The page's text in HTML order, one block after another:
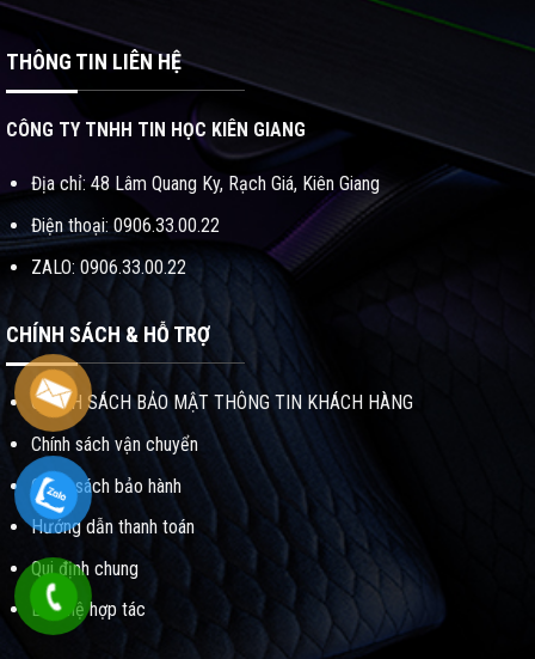
THÔNG TIN LIÊN HỆ
CÔNG TY TNHH TIN HỌC KIÊN GIANG
Địa chỉ: 48 Lâm Quang Ky, Rạch Giá, Kiên Giang
Điện thoại: 0906.33.00.22
ZALO: 0906.33.00.22
CHÍNH SÁCH & HỖ TRỢ
CHÍNH SÁCH BẢO MẬT THÔNG TIN KHÁCH HÀNG
Chính sách vận chuyển
Chính sách bảo hành
Hướng dẫn thanh toán
Qui định chung
Liên hệ hợp tác